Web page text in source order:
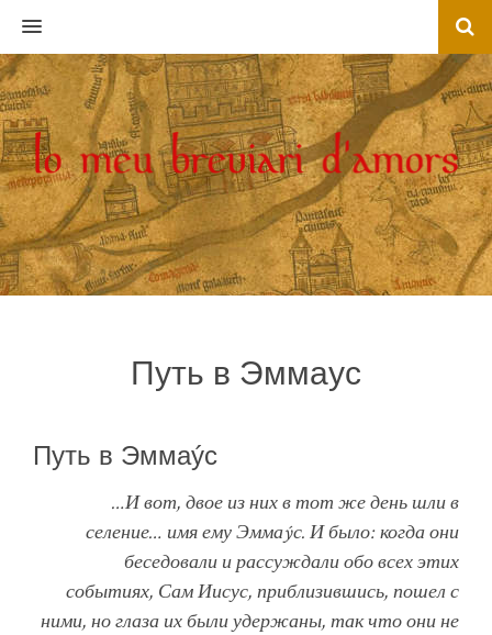
MENU
Путь в Эммаус
Путь в Эммаýс
…И вот, двое из них в тот же день шли в
селение… имя ему Эммаýс. И было: когда они
беседовали и рассуждали обо всех этих
событиях, Сам Иисус, приблизившись, пошел с
ними, но глаза их были удержаны, так что они не